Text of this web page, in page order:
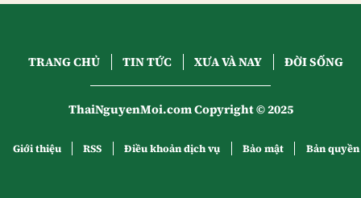
TRANG CHỦ TIN TỨC XƯA VÀ NAY ĐỜI SỐNG
ThaiNguyenMoi.com Copyright © 2025
Giới thiệu RSS Điều khoản dịch vụ Bảo mật Bản quyền